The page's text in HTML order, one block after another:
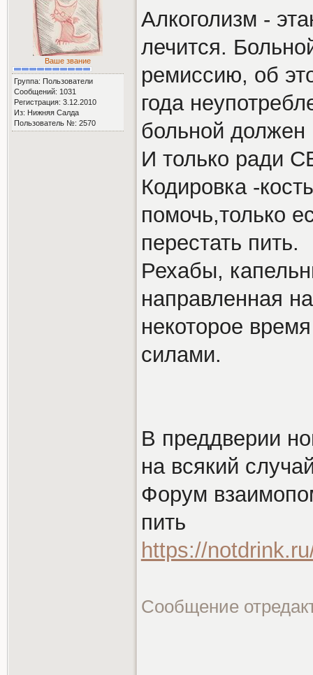
Ваше звание
Группа: Пользователи
Сообщений: 1031
Регистрация: 3.12.2010
Из: Нижняя Салда
Пользователь №: 2570
Алкоголизм -
лечится.
ремиссию, об
года
больной должен
И только ради
Кодировка -
помочь,только
перестать пить.
Рехабы,
направленная
некоторое
силами.
В преддверии
на всякий
Форум
пить
https://
Сообщение